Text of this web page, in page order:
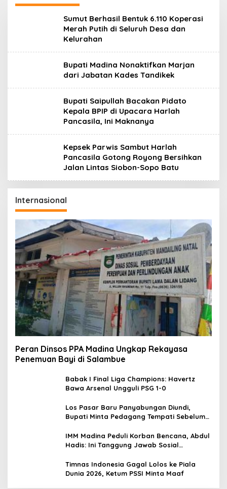
Sumut Berhasil Bentuk 6.110 Koperasi
Merah Putih di Seluruh Desa dan
Kelurahan
Bupati Madina Nonaktifkan Marjan
dari Jabatan Kades Tandikek
Bupati Saipullah Bacakan Pidato
Kepala BPIP di Upacara Harlah
Pancasila, Ini Maknanya
Kepsek Parwis Sambut Harlah
Pancasila Gotong Royong Bersihkan
Jalan Lintas Siobon-Sopo Batu
Internasional
Peran Dinsos PPA Madina Ungkap Rekayasa
Penemuan Bayi di Salambue
Babak I Final Liga Champions: Havertz
Bawa Arsenal Ungguli PSG 1-0
Los Pasar Baru Panyabungan Diundi,
Bupati Minta Pedagang Tempati Sebelum
IMM Madina Peduli Korban Bencana, Abdul
Hadis: Ini Tanggung Jawab Sosial
Timnas Indonesia Gagal Lolos ke Piala
Dunia 2026, Ketum PSSI Minta Maaf